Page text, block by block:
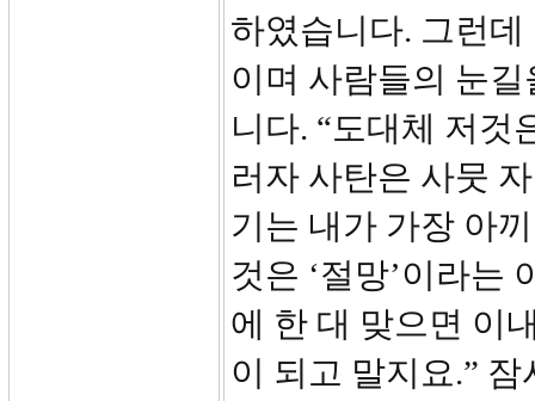
하였습니다. 그런
이며 사람들의 눈
니다. “도대체 저것
러자 사탄은 사뭇
기는 내가 가장 아
것은 ‘절망’이라는
에 한 대 맞으면 이
이 되고 말지요.”